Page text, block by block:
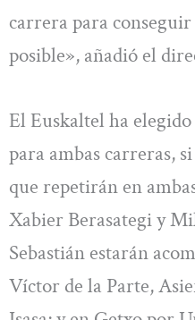
carrera para
posible», añadió el
El Euskaltel ha
para ambas carreras,
que repetirán en
Xabier Berasategi y
Sebastián estarán
Víctor de la Parte,